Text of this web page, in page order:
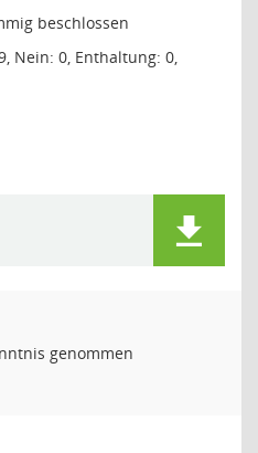
beschlossen
Nein: 0, Enthaltung: 0,
genommen